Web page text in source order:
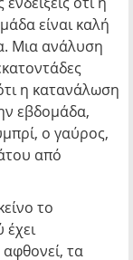
είναι καλή
Μια ανάλυση
η κατανάλωση
εβδομάδα,
ο γαύρος,
από
το
τα